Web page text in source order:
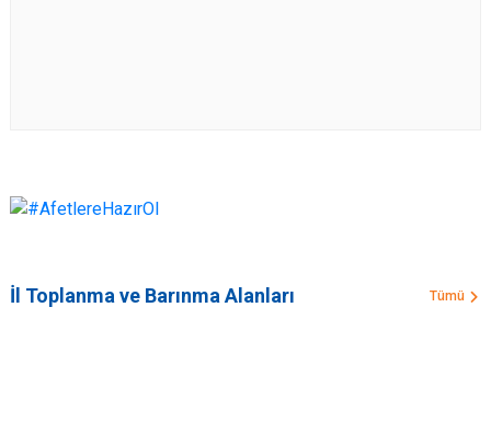
İl Toplanma ve Barınma Alanları Tümü